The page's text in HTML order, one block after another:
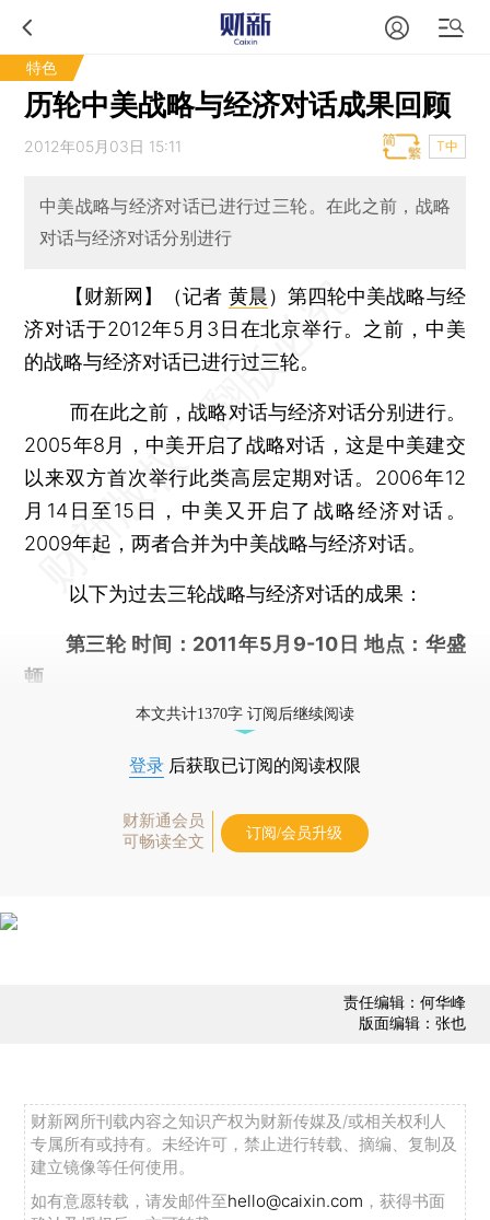
特色
历轮中美战略与经济对话成果回顾
2012年05月03日 15:11 T中
中美战略与经济对话已进行过三轮。在此之前，战略
对话与经济对话分别进行
【财新网】（记者 黄晨） 第四轮中美战略与经
济对话于2012年5月3日在北京举行。之前，中美
的战略与经济对话已进行过三轮。
而在此之前，战略对话与经济对话分别进行。
2005年8月，中美开启了战略对话，这是中美建交
以来双方首次举行此类高层定期对话。2006年12
月14日至15日，中美又开启了战略经济对话。
2009年起，两者合并为中美战略与经济对话。
以下为过去三轮战略与经济对话的成果：
第三轮 时间：2011年5月9-10日 地点：华盛
顿
本文共计1370字 订阅后继续阅读
登录 后获取已订阅的阅读权限
财新通会员
可畅读全文
订阅/会员升级
责任编辑：何华峰
版面编辑：张也
财新网所刊载内容之知识产权为财新传媒及/或相关权利人
专属所有或持有。未经许可，禁止进行转载、摘编、复制及
建立镜像等任何使用。
如有意愿转载，请发邮件至hello@caixin.com ，获得书面